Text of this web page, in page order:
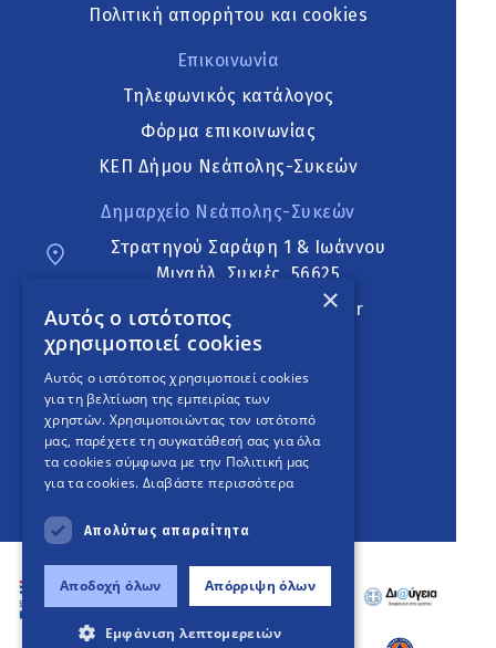
Πολιτική απορρήτου και cookies
Επικοινωνία
Τηλεφωνικός κατάλογος
Φόρμα επικοινωνίας
ΚΕΠ Δήμου Νεάπολης-Συκεών
Δημαρχείο Νεάπολης-Συκεών
Στρατηγού Σαράφη 1 & Ιωάννου
Μιχαήλ, Συκιές, 56625
neapoli.sykies@ddt.gov.gr
Ακολουθήστε
English Version
An project
×
Αυτός ο ιστότοπος
χρησιμοποιεί cookies
Αυτός ο ιστότοπος χρησιμοποιεί cookies
για τη βελτίωση της εμπειρίας των
χρηστών. Χρησιμοποιώντας τον ιστότοπό
μας, παρέχετε τη συγκατάθεσή σας για όλα
τα cookies σύμφωνα με την Πολιτική μας
για τα cookies. Διαβάστε περισσότερα
Απολύτως απαραίτητα
Αποδοχή όλων Απόρριψη όλων
Εμφάνιση λεπτομερειών